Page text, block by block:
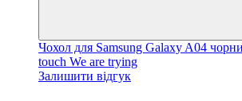
Чохол для Samsung Galaxy A04
touch We are trying
Залишити відгук